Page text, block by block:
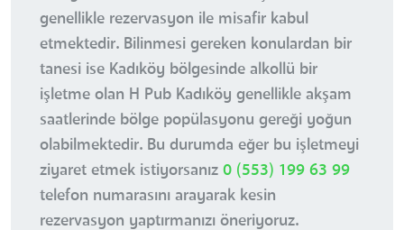
genellikle rezervasyon ile misafir kabul
etmektedir. Bilinmesi gereken konulardan bir
tanesi ise Kadıköy bölgesinde alkollü bir
işletme olan H Pub Kadıköy genellikle akşam
saatlerinde bölge popülasyonu gereği yoğun
olabilmektedir. Bu durumda eğer bu işletmeyi
ziyaret etmek istiyorsanız 0 (553) 199 63 99
telefon numarasını arayarak kesin
rezervasyon yaptırmanızı öneriyoruz.